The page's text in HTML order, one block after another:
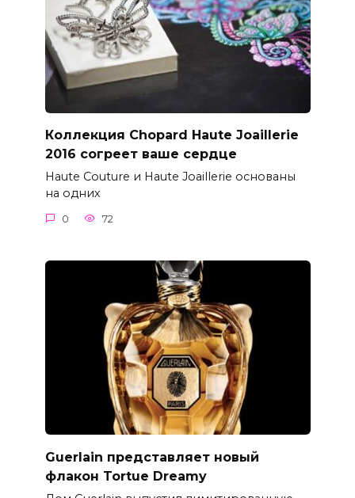
Коллекция Chopard Haute Joaillerie
2016 согреет ваше сердце
Haute Couture и Haute Joaillerie основаны
на одних
0 72
Guerlain представляет новый
флакон Tortue Dreamy